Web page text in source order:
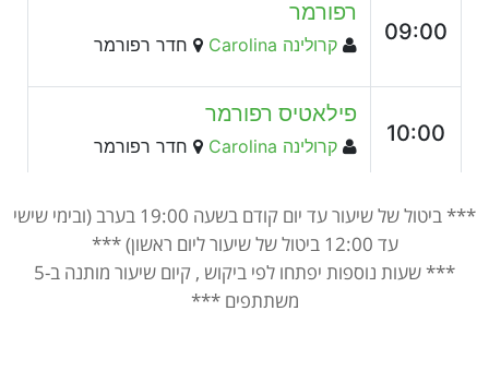
*** ביטול של שיעור עד יום קודם בשעה 19:00 בערב (ובימי שישי
עד 12:00 ביטול של שיעור ליום ראשון) ***
*** שעות נוספות יפתחו לפי ביקוש , קיום שיעור מותנה ב-5
משתתפים ***